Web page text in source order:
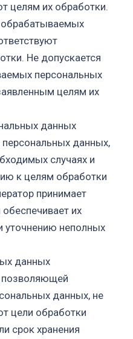
целям их обработки.
Не допускается
персональных
целям их
данных
персональных данных,
случаях и
к целям обработки
принимает
их
уточнению неполных
данных
позволяющей
данных, не
цели обработки
срок хранения